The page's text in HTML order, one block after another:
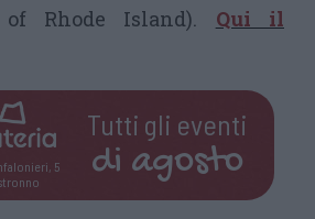
of Rhode Island). Qui il
5
Tutti gli eventi
di agosto